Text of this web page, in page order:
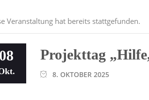
Veranstaltung hat bereits stattgefunden.
08 Projekttag
8. OKTOBER 2025